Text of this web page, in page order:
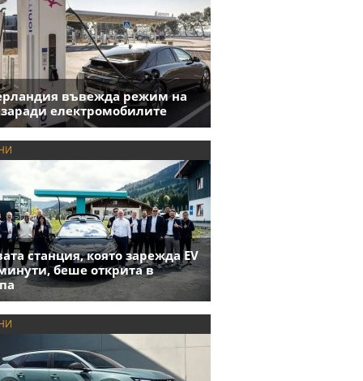
въвежда режим на
заради електромобилите
станция, която зарежда EV
беше открита в